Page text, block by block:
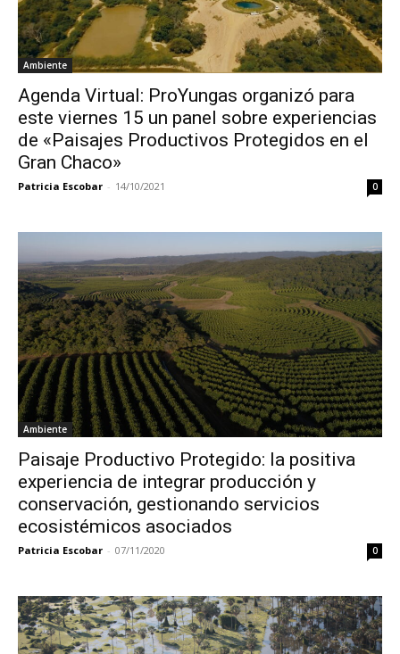
Ambiente
Agenda Virtual: ProYungas organizó para
este viernes 15 un panel sobre experiencias
de «Paisajes Productivos Protegidos en el
Gran Chaco»
Patricia Escobar - 14/10/2021 0
Ambiente
Paisaje Productivo Protegido: la positiva
experiencia de integrar producción y
conservación, gestionando servicios
ecosistémicos asociados
Patricia Escobar - 07/11/2020 0